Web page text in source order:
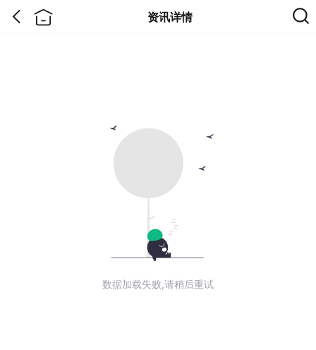
资讯详情
数据加载失败,请稍后重试